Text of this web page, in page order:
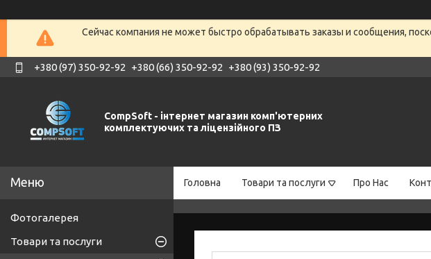
Сейчас компания не может быстро обрабатывать заказы и сообщения,
+380 (97) 350-92-92 +380 (66) 350-92-92 +380 (93) 350-92-92
CompSoft - інтернет магазин комп'ютерних
комплектуючих та ліцензійного ПЗ
Головна Товари та послуги Про Нас
Фотогалерея
Товари та послуги